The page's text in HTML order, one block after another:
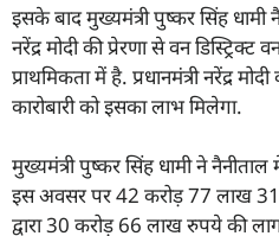
इसके बाद मुख्यमंत्री पुष्कर सिंह धामी
नरेंद्र मोदी की प्रेरणा से वन
प्राथमिकता में है. प्रधानमंत्री नरेंद्र
कारोबारी को इसका लाभ मिलेगा.
मुख्यमंत्री पुष्कर सिंह धामी ने
इस अवसर पर 42 करोड़ 77 लाख 31
द्वारा 30 करोड़ 66 लाख रुपये की